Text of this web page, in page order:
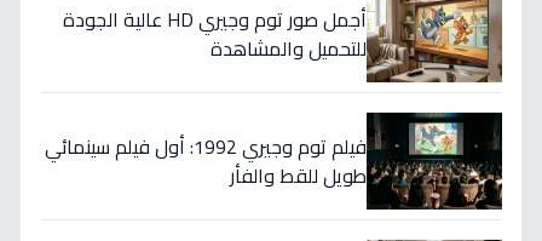
أجمل صور توم وجيري HD عالية الجودة
للتحميل والمشاهدة
فيلم توم وجيري 1992: أول فيلم سينمائي
طويل للقط والفأر